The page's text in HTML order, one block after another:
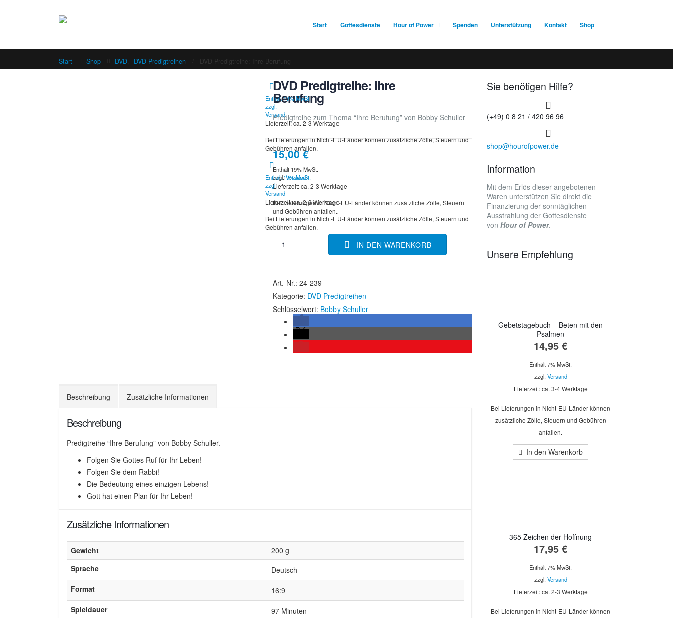
Start Gottesdienste Hour of Power Spenden Unterstützung Kontakt Shop
Start Shop DVD, DVD Predigtreihen DVD Predigtreihe: Ihre Berufung
DVD Predigtreihe: Ihre
Berufung
Enthält 19% MwSt.
zzgl.
Versand
Lieferzeit: ca. 2-3 Werktage
Bei Lieferungen in Nicht-EU-Länder können zusätzliche Zölle, Steuern und
Gebühren anfallen.
Enthält 19% MwSt.
zzgl.
Versand
Lieferzeit: ca. 2-3 Werktage
Bei Lieferungen in Nicht-EU-Länder können zusätzliche Zölle, Steuern und
Gebühren anfallen.
Predigtreihe zum Thema “Ihre Berufung” von Bobby Schuller
15,00€
Enthält 19% MwSt.
zzgl.Versand
Lieferzeit: ca. 2-3 Werktage
Bei Lieferungen in Nicht-EU-Länder können zusätzliche Zölle, Steuern
und Gebühren anfallen.
IN DEN WARENKORB
Art.-Nr.: 24-239
Kategorie: DVD Predigtreihen
Schlüsselwort: Bobby Schuller
Beschreibung Zusätzliche Informationen
Beschreibung
Predigtreihe “Ihre Berufung” von Bobby Schuller.
Folgen Sie Gottes Ruf für Ihr Leben!
Folgen Sie dem Rabbi!
Die Bedeutung eines einzigen Lebens!
Gott hat einen Plan für Ihr Leben!
Zusätzliche Informationen
Gewicht
200 g
Sprache
Deutsch
Format
16:9
Spieldauer
97 Minuten
Sie benötigen Hilfe?
(+49) 0 8 21 / 420 96 96
shop@hourofpower.de
Information
Mit dem Erlös dieser angebotenen
Waren unterstützen Sie direkt die
Finanzierung der sonntäglichen
Ausstrahlung der Gottesdienste
von Hour of Power.
Unsere Empfehlung
Gebetstagebuch – Beten mit den
Psalmen
14,95 €
Enthält 7% MwSt.
zzgl. Versand
Lieferzeit: ca. 3-4 Werktage
Bei Lieferungen in Nicht-EU-Länder können
zusätzliche Zölle, Steuern und Gebühren
anfallen.
In den Warenkorb
365 Zeichen der Hoffnung
17,95 €
Enthält 7% MwSt.
zzgl. Versand
Lieferzeit: ca. 2-3 Werktage
Bei Lieferungen in Nicht-EU-Länder können